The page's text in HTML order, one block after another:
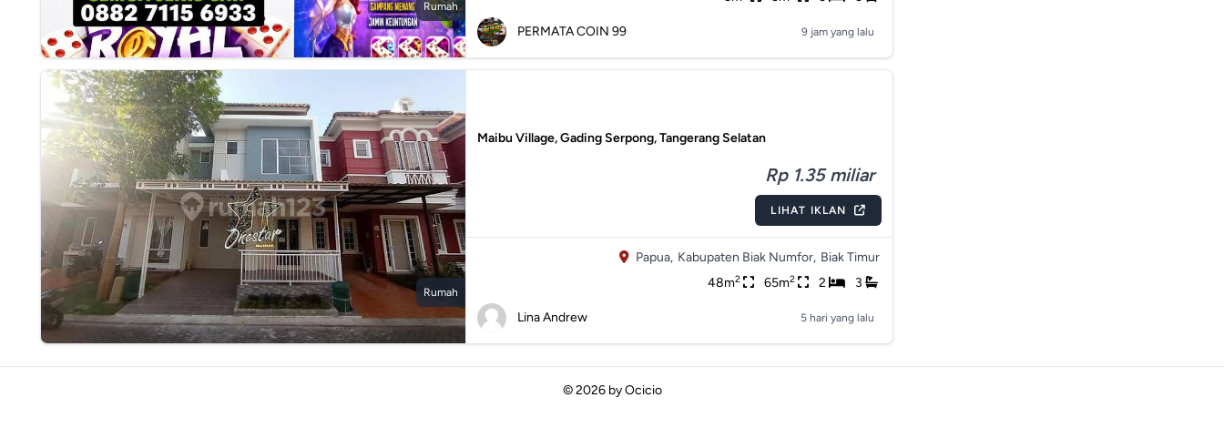
Rumah
PERMATA COIN 99 9 jam yang lalu
Rumah
Maibu Village, Gading Serpong, Tangerang Selatan
Rp 1.35 miliar
LIHAT IKLAN
Papua, Kabupaten Biak Numfor, Biak Timur
48m2 65m2 2 3
Lina Andrew 5 hari yang lalu
© 2026 byOcicio